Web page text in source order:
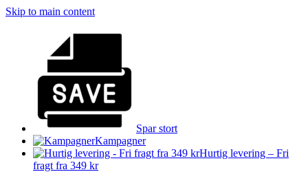
Skip to main content
Spar stort
Kampagner
Hurtig levering – Fri
fragt fra 349 kr